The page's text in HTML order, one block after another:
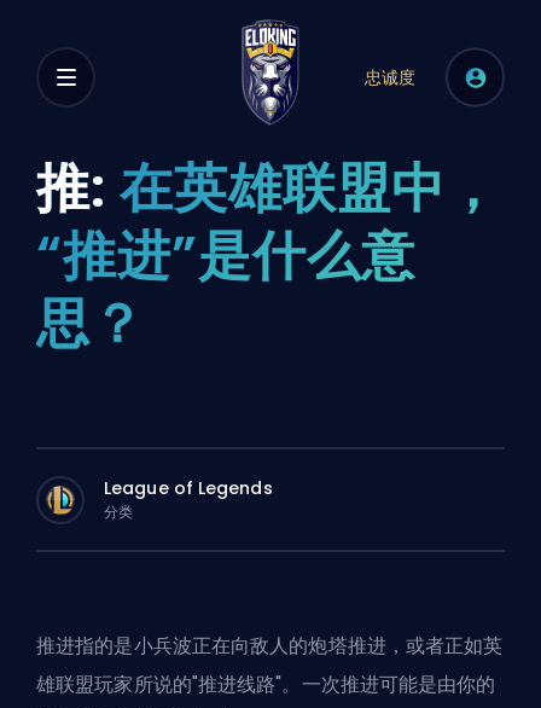
忠诚度
推: 在英雄联盟中，
“推进”是什么意
思？
League of Legends
分类
推进指的是小兵波正在向敌人的炮塔推进，或者正如英
雄联盟玩家所说的"推进线路"。一次推进可能是由你的